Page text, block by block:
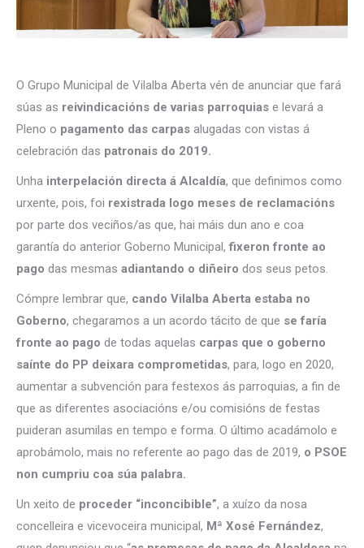
O Grupo Municipal de Vilalba Aberta vén de anunciar que fará
súas as reivindicacións de varias parroquias e levará a
Pleno o pagamento das carpas alugadas con vistas á
celebración das patronais do 2019.
Unha interpelación directa á Alcaldía, que definimos como
urxente, pois, foi rexistrada logo meses de reclamacións
por parte dos veciños/as que, hai máis dun ano e coa
garantía do anterior Goberno Municipal, fixeron fronte ao
pago das mesmas adiantando o diñeiro dos seus petos.
Cómpre lembrar que, cando Vilalba Aberta estaba no
Goberno, chegaramos a un acordo tácito de que se faría
fronte ao pago de todas aquelas carpas que o goberno
saínte do PP deixara comprometidas, para, logo en 2020,
aumentar a subvención para festexos ás parroquias, a fin de
que as diferentes asociacións e/ou comisións de festas
puideran asumilas en tempo e forma. O último acadámolo e
aprobámolo, mais no referente ao pago das de 2019, o PSOE
non cumpriu coa súa palabra.
Un xeito de proceder “inconcibible”, a xuízo da nosa
concelleira e vicevoceira municipal, Mª Xosé Fernández,